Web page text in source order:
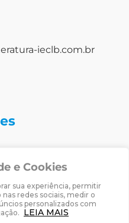
e Cookies
sua experiência, permitir
redes sociais, medir o
personalizados com
LEIA MAIS
ieclb.com.br